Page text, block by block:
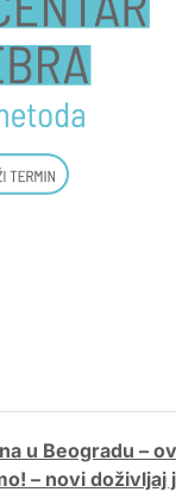
u Beogradu –
– novi doživljaj